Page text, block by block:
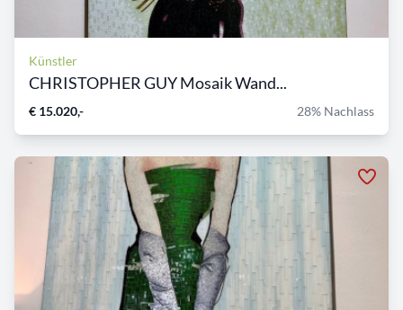
Künstler
CHRISTOPHER GUY Mosaik Wand...
€ 15.020,- 28% Nachlass